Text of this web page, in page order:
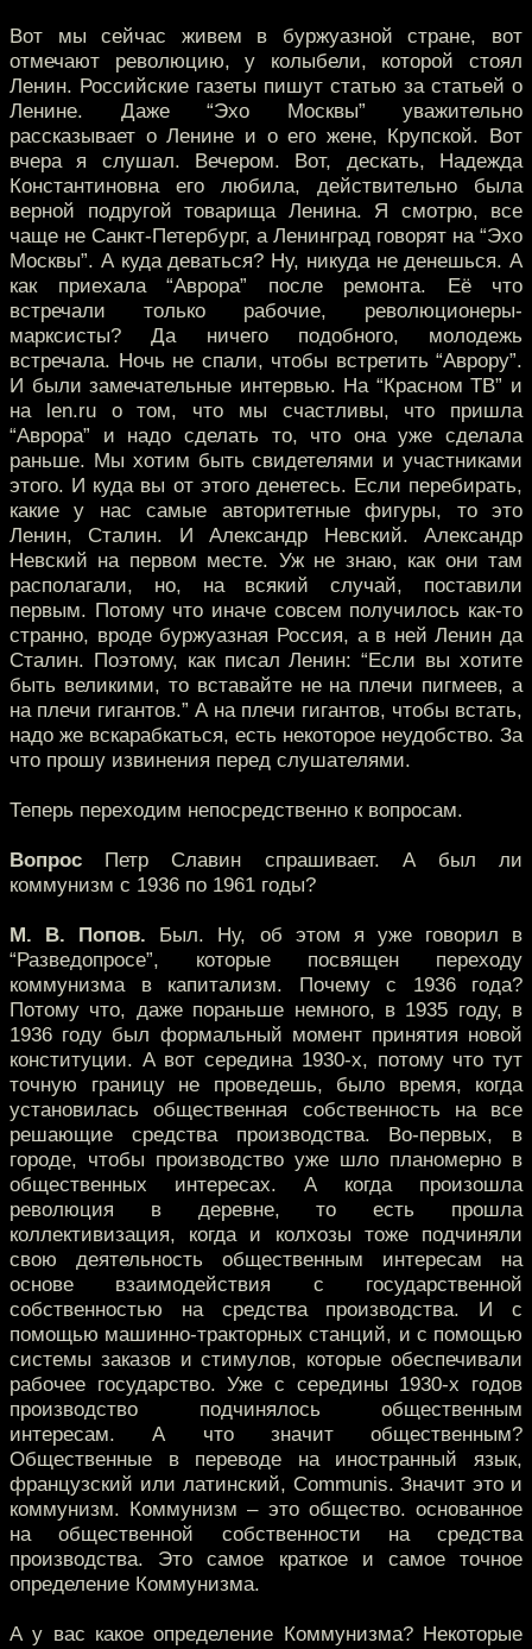
Вот мы сейчас живем в буржуазной стране, вот
отмечают революцию, у колыбели, которой стоял
Ленин. Российские газеты пишут статью за статьей о
Ленине. Даже “Эхо Москвы” уважительно
рассказывает о Ленине и о его жене, Крупской. Вот
вчера я слушал. Вечером. Вот, дескать, Надежда
Константиновна его любила, действительно была
верной подругой товарища Ленина. Я смотрю, все
чаще не Санкт-Петербург, а Ленинград говорят на “Эхо
Москвы”. А куда деваться? Ну, никуда не денешься. А
как приехала “Аврора” после ремонта. Её что
встречали только рабочие, революционеры-
марксисты? Да ничего подобного, молодежь
встречала. Ночь не спали, чтобы встретить “Аврору”.
И были замечательные интервью. На “Красном ТВ” и
на len.ru о том, что мы счастливы, что пришла
“Аврора” и надо сделать то, что она уже сделала
раньше. Мы хотим быть свидетелями и участниками
этого. И куда вы от этого денетесь. Если перебирать,
какие у нас самые авторитетные фигуры, то это
Ленин, Сталин. И Александр Невский. Александр
Невский на первом месте. Уж не знаю, как они там
располагали, но, на всякий случай, поставили
первым. Потому что иначе совсем получилось как-то
странно, вроде буржуазная Россия, а в ней Ленин да
Сталин. Поэтому, как писал Ленин: “Если вы хотите
быть великими, то вставайте не на плечи пигмеев, а
на плечи гигантов.” А на плечи гигантов, чтобы встать,
надо же вскарабкаться, есть некоторое неудобство. За
что прошу извинения перед слушателями.
Теперь переходим непосредственно к вопросам.
Вопрос Петр Славин спрашивает. А был ли
коммунизм с 1936 по 1961 годы?
М. В. Попов. Был. Ну, об этом я уже говорил в
“Разведопросе”, которые посвящен переходу
коммунизма в капитализм. Почему с 1936 года?
Потому что, даже пораньше немного, в 1935 году, в
1936 году был формальный момент принятия новой
конституции. А вот середина 1930-х, потому что тут
точную границу не проведешь, было время, когда
установилась общественная собственность на все
решающие средства производства. Во-первых, в
городе, чтобы производство уже шло планомерно в
общественных интересах. А когда произошла
революция в деревне, то есть прошла
коллективизация, когда и колхозы тоже подчиняли
свою деятельность общественным интересам на
основе взаимодействия с государственной
собственностью на средства производства. И с
помощью машинно-тракторных станций, и с помощью
системы заказов и стимулов, которые обеспечивали
рабочее государство. Уже с середины 1930-х годов
производство подчинялось общественным
интересам. А что значит общественным?
Общественные в переводе на иностранный язык,
французский или латинский, Communis. Значит это и
коммунизм. Коммунизм – это общество. основанное
на общественной собственности на средства
производства. Это самое краткое и самое точное
определение Коммунизма.
А у вас какое определение Коммунизма? Некоторые